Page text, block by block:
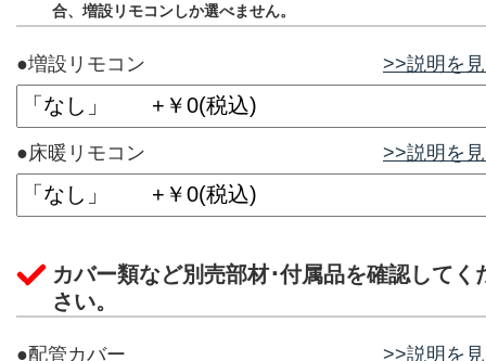
合、増設リモコンしか選べません。
●増設リモコン >>説明を
●床暖リモコン >>説明を
カバー類など別売部材･付属品を確認してく
さい。
●配管カバー >>説明を